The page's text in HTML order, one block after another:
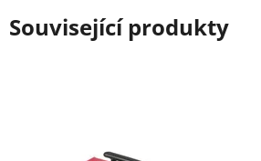
Související produkty